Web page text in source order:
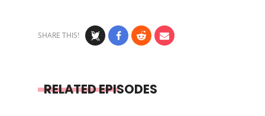
SHARE THIS!
RELATED EPISODES